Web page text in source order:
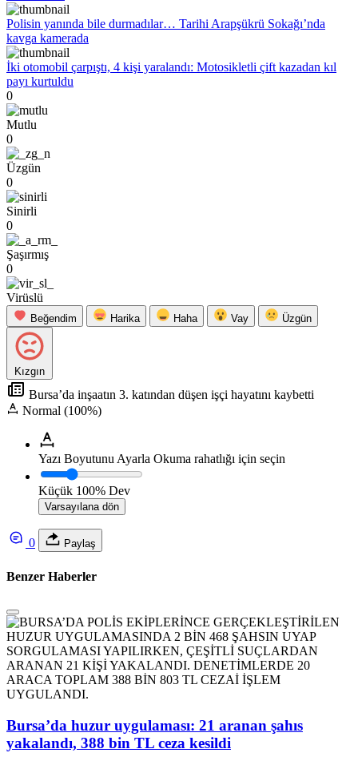
Polisin yanında bile durmadılar… Tarihi Arapşükrü Sokağı’nda
kavga kamerada
İki otomobil çarpıştı, 4 kişi yaralandı: Motosikletli çift kazadan kıl
payı kurtuldu
0
Mutlu
0
Üzgün
0
Sinirli
0
Şaşırmış
0
Virüslü
Beğendim Harika Haha Vay Üzgün
Kızgın
Bursa’da inşaatın 3. katından düşen işçi hayatını kaybetti
Normal (100%)
Yazı Boyutunu Ayarla Okuma rahatlığı için seçin
Küçük 100% Dev
Varsayılana dön
0 Paylaş
Benzer Haberler
Bursa’da huzur uygulaması: 21 aranan şahıs
yakalandı, 388 bin TL ceza kesildi